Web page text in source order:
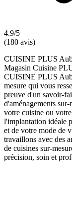
4.9/5
(180 avis)
CUISINE PLUS
Magasin Cuisine
CUISINE PLUS
mesure qui vous
preuve d'un savoir-
d'aménagements
votre cuisine ou
l'implantation idéale
et de votre mode de
travaillons avec des
de cuisines sur-
précision, soin et